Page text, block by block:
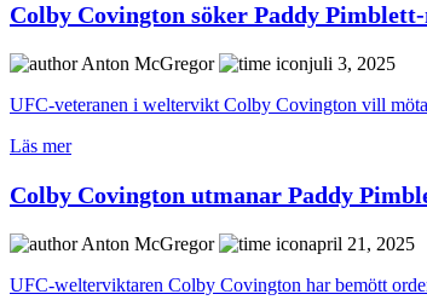
Colby Covington söker Paddy
Anton McGregor
juli 3, 2025
UFC-veteranen i weltervikt Colby Covington vill
Läs mer
Colby Covington utmanar Paddy
Anton McGregor
april 21, 2025
UFC-welterviktaren Colby Covington har bemött